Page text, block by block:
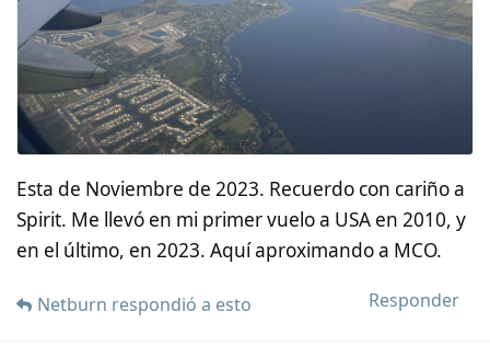
Esta de Noviembre de 2023. Recuerdo con cariño a
Spirit. Me llevó en mi primer vuelo a USA en 2010, y
en el último, en 2023. Aquí aproximando a MCO.
Responder
Netburn respondió a esto